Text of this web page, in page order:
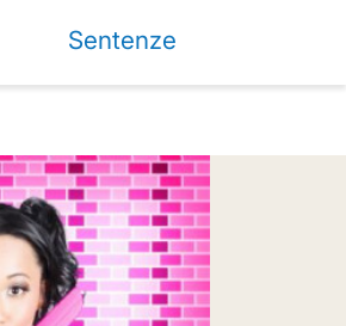
Sentenze